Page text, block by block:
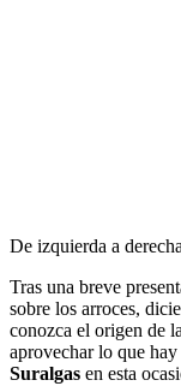
De izquierda a
Tras una breve
sobre los arroces,
conozca el origen de
aprovechar lo que
Suralgas en esta